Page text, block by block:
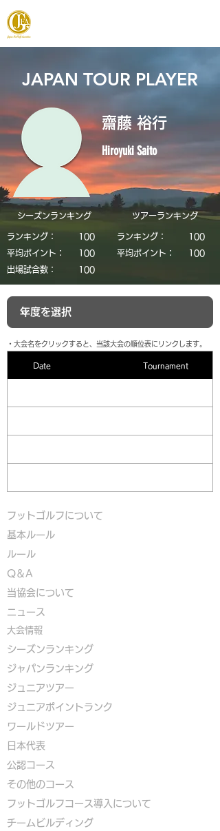
JAPAN TOUR PLAYER
齋藤 裕行
Hiroyuki Saito
シーズンランキング
ランキング：
​100
平均ポイント：
​100
​出場試合数：
​100
​ツアーランキング
ランキング：
​100
平均ポイント：
​100
​・大会名をクリックすると、当該大会の順位表にリンクします。
Date Tournament
フットゴルフについて
基本ルール
ルール
Q＆A
​当協会について
​ニュース
大会情報
シーズンランキング
ジャパンランキング
ジュニアツアー
ジュニアポイントランク
​ワールドツアー
​​日本代表
公認コース
​その他のコース
​ フットゴルフコース導入について
​チームビルディング